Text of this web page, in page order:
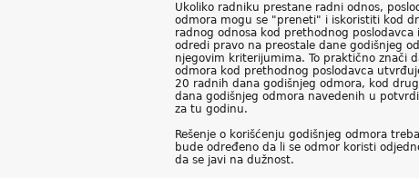
Ukoliko radniku prestane radni odnos,
odmora mogu se "preneti" i iskoristiti kod
radnog odnosa kod prethodnog
odredi pravo na preostale dane godišnjeg
njegovim kriterijumima. To praktično znači
odmora kod prethodnog poslodavca
20 radnih dana godišnjeg odmora, kod
dana godišnjeg odmora navedenih u
za tu godinu.
Rešenje o korišćenju godišnjeg odmora
bude određeno da li se odmor koristi
da se javi na dužnost.